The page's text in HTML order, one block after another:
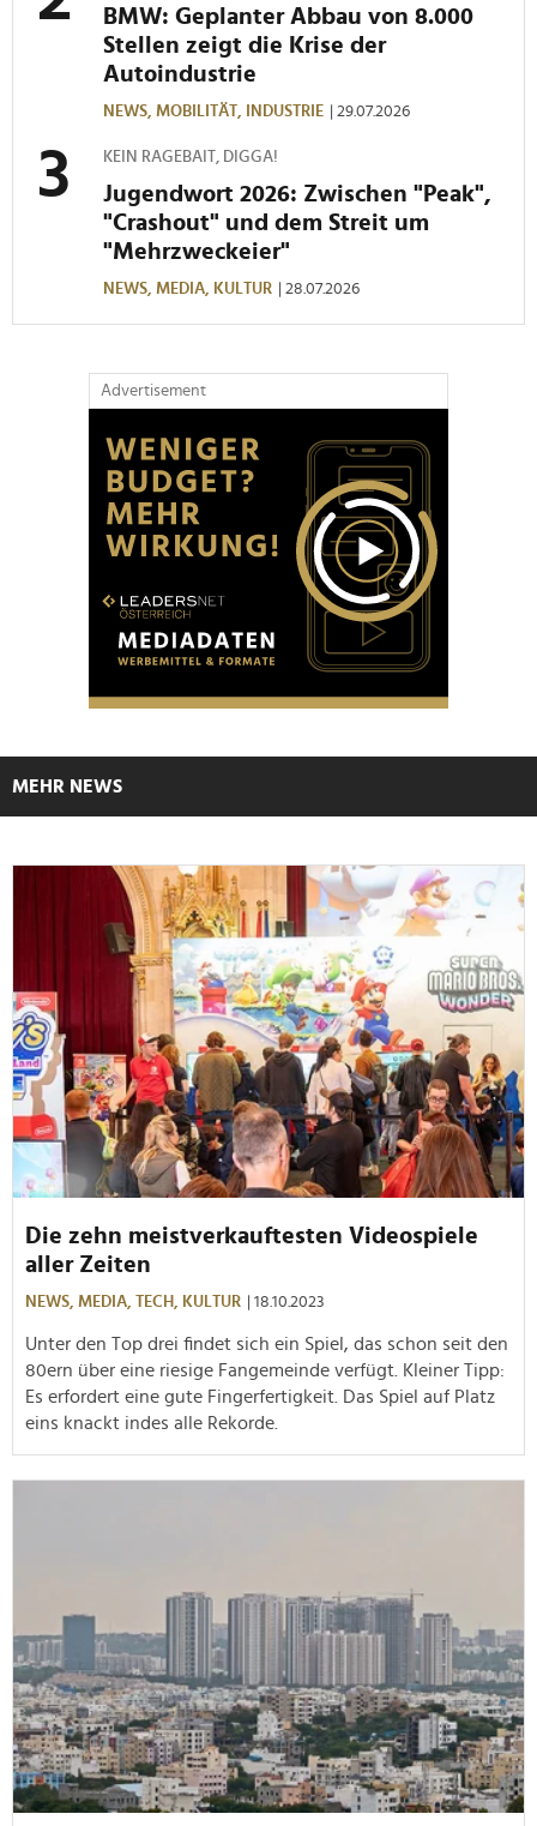
BMW: Geplanter Abbau von 8.000
Stellen zeigt die Krise der
Autoindustrie
NEWS, MOBILITÄT, INDUSTRIE | 29.07.2026
KEIN RAGEBAIT, DIGGA!
Jugendwort 2026: Zwischen "Peak",
"Crashout" und dem Streit um
"Mehrzweckeier"
NEWS, MEDIA, KULTUR | 28.07.2026
Advertisement
MEHR NEWS
Die zehn meistverkauftesten Videospiele
aller Zeiten
NEWS, MEDIA, TECH, KULTUR | 18.10.2023
Unter den Top drei findet sich ein Spiel, das schon seit den
80ern über eine riesige Fangemeinde verfügt. Kleiner Tipp:
Es erfordert eine gute Fingerfertigkeit. Das Spiel auf Platz
eins knackt indes alle Rekorde.